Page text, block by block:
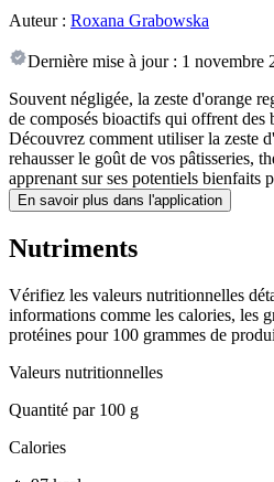
Auteur : Roxana Grabowska
Dernière mise à jour : 1 novembre
Souvent négligée, la zeste d'orange
de composés bioactifs qui offrent des
Découvrez comment utiliser la zeste
rehausser le goût de vos pâtisseries,
apprenant sur ses potentiels bienfaits
En savoir plus dans l'application
Nutriments
Vérifiez les valeurs nutritionnelles
informations comme les calories, les
protéines pour 100 grammes de
Valeurs nutritionnelles
Quantité par100 g
Calories